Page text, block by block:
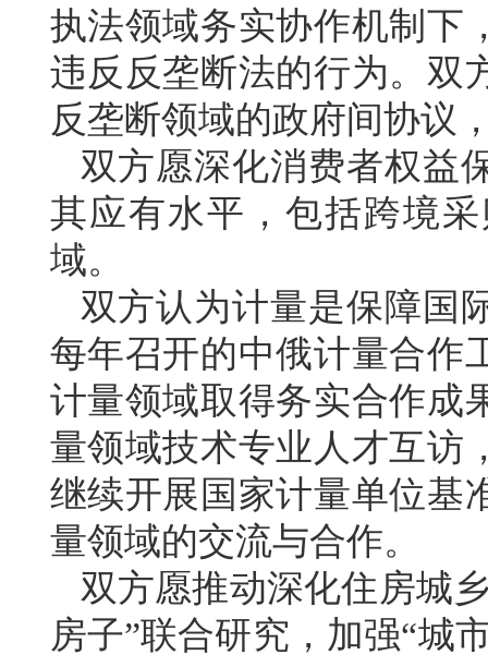
执法领域务实协作机制下
违反反垄断法的行为。双
反垄断领域的政府间协议
双方愿深化消费者权益
其应有水平，包括跨境
域。
双方认为计量是保障国
每年召开的中俄计量合作
计量领域取得务实合作成
量领域技术专业人才互访
继续开展国家计量单位基
量领域的交流与合作。
双方愿推动深化住房城
房子”联合研究，加强“城